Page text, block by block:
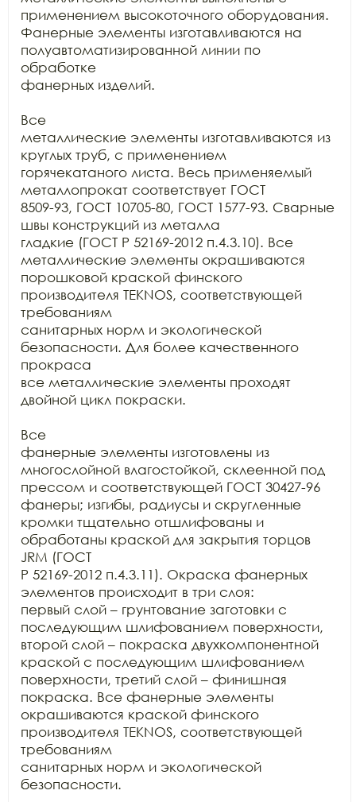
применением высокоточного оборудования.
Фанерные элементы изготавливаются на
полуавтоматизированной линии по
обработке
фанерных изделий.
Все
металлические элементы изготавливаются из
круглых труб, с применением
горячекатаного листа. Весь применяемый
металлопрокат соответствует ГОСТ
8509-93, ГОСТ 10705-80, ГОСТ 1577-93. Сварные
швы конструкций из металла
гладкие (ГОСТ Р 52169-2012 п.4.3.10). Все
металлические элементы окрашиваются
порошковой краской финского
производителя TEKNOS, соответствующей
требованиям
санитарных норм и экологической
безопасности. Для более качественного
прокраса
все металлические элементы проходят
двойной цикл покраски.
Все
фанерные элементы изготовлены из
многослойной влагостойкой, склеенной под
прессом и соответствующей ГОСТ 30427-96
фанеры; изгибы, радиусы и скругленные
кромки тщательно отшлифованы и
обработаны краской для закрытия торцов
JRM (ГОСТ
Р 52169-2012 п.4.3.11). Окраска фанерных
элементов происходит в три слоя:
первый слой – грунтование заготовки с
последующим шлифованием поверхности,
второй слой – покраска двухкомпонентной
краской с последующим шлифованием
поверхности, третий слой – финишная
покраска. Все фанерные элементы
окрашиваются краской финского
производителя TEKNOS, соответствующей
требованиям
санитарных норм и экологической
безопасности.